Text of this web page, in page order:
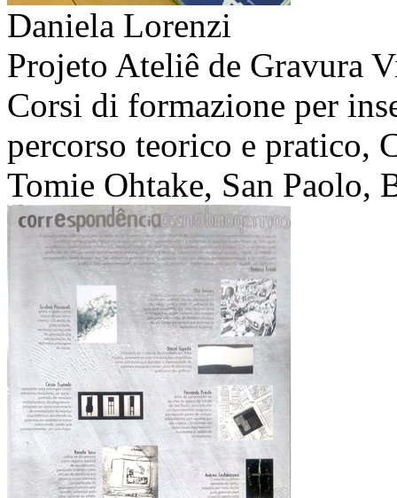
Daniela Lorenzi
Projeto Ateliê de Gravura
Corsi di formazione per
percorso teorico e pratico,
Tomie Ohtake, San Paolo,